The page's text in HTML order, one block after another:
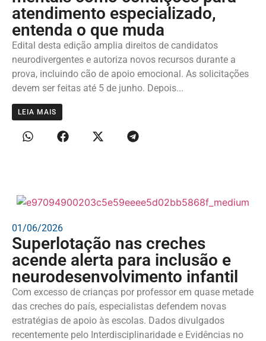
atendimento especializado,
entenda o que muda
Edital desta edição amplia direitos de candidatos
neurodivergentes e autoriza novos recursos durante a
prova, incluindo cão de apoio emocional. As solicitações
devem ser feitas até 5 de junho. Depois...
LEIA MAIS
01/06/2026
Superlotação nas creches
acende alerta para inclusão e
neurodesenvolvimento infantil
Com excesso de crianças por professor em quase metade
das creches do país, especialistas defendem novas
estratégias de apoio às escolas. Dados divulgados
recentemente pelo Interdisciplinaridade e Evidências no